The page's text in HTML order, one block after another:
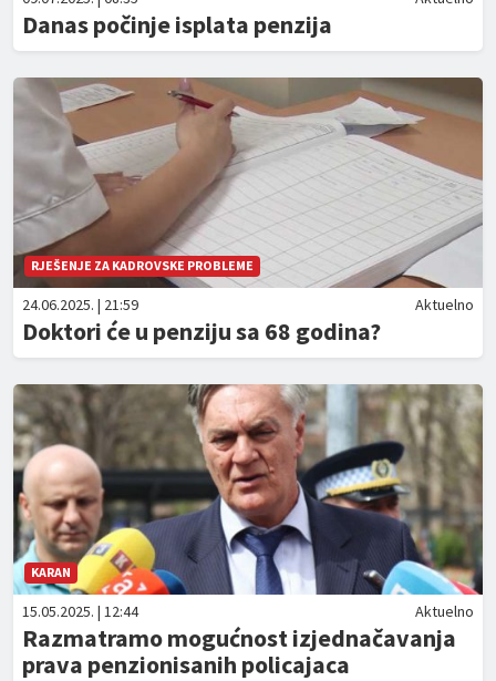
Danas počinje isplata penzija
RJEŠENJE ZA KADROVSKE PROBLEME
24.06.2025. | 21:59 Aktuelno
Doktori će u penziju sa 68 godina?
KARAN
15.05.2025. | 12:44 Aktuelno
Razmatramo mogućnost izjednačavanja
prava penzionisanih policajaca